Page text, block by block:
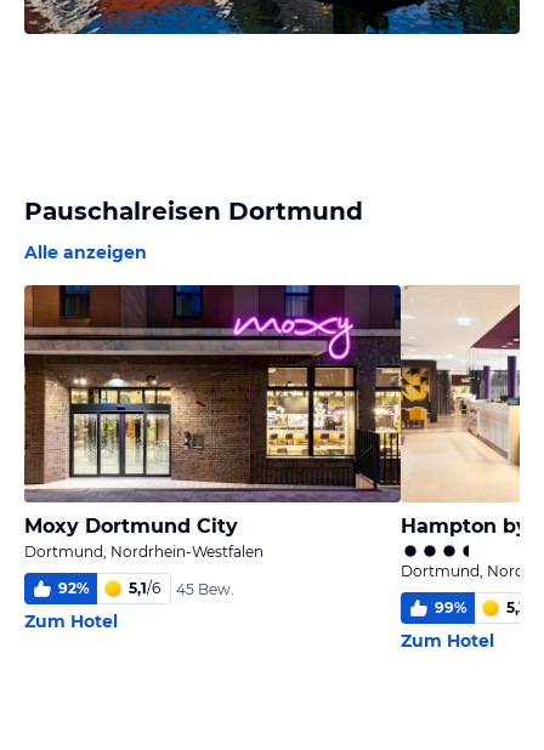
Pauschalreisen Dortmund
Alle anzeigen
Moxy Dortmund City
Dortmund, Nordrhein-Westfalen
92% 5,1/6 45 Bew.
Zum Hotel
Dortmund,
99% 5,3
Zum Hotel